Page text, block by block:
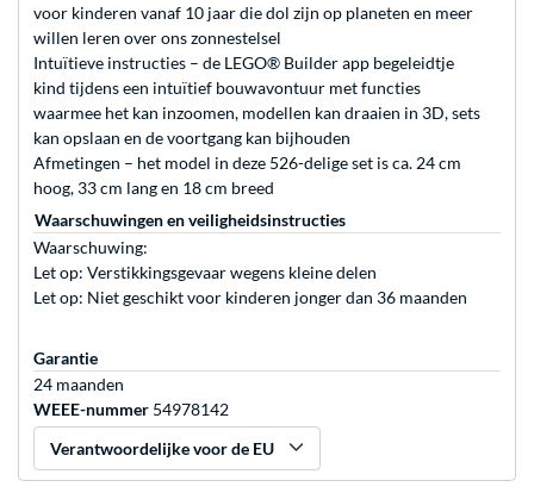
voor kinderen vanaf 10 jaar die dol zijn op planeten en meer
willen leren over ons zonnestelsel
Intuïtieve instructies – de LEGO® Builder app begeleidtje
kind tijdens een intuïtief bouwavontuur met functies
waarmee het kan inzoomen, modellen kan draaien in 3D, sets
kan opslaan en de voortgang kan bijhouden
Afmetingen – het model in deze 526-delige set is ca. 24 cm
hoog, 33 cm lang en 18 cm breed
Waarschuwingen en veiligheidsinstructies
Waarschuwing:
Let op: Verstikkingsgevaar wegens kleine delen
Let op: Niet geschikt voor kinderen jonger dan 36 maanden
Garantie
24 maanden
WEEE-nummer 54978142
Verantwoordelijke voor de EU